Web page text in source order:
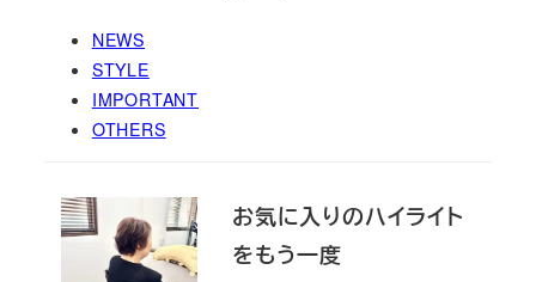
NEWS
STYLE
IMPORTANT
OTHERS
お気に入りのハイライト
をもう一度